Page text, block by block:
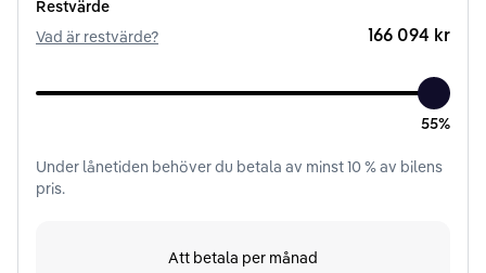
Restvärde
Vad är restvärde?
166 094 kr
55%
Under lånetiden behöver du betala av minst10% av bilens
pris.
Att betala per månad